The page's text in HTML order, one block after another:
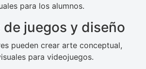
para los alumnos.
de juegos y diseño
pueden crear arte conceptual,
para videojuegos.